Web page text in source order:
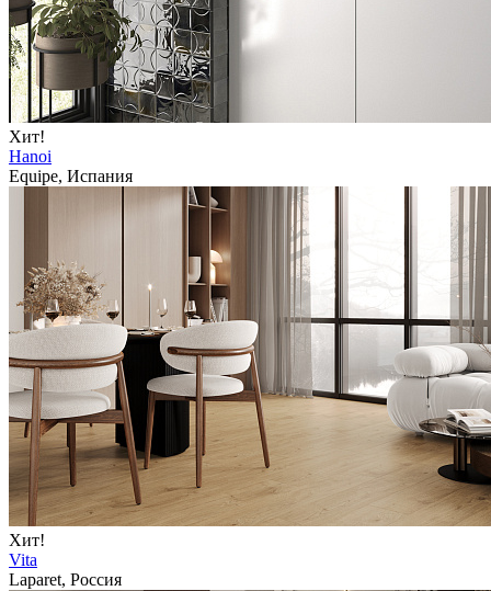
Хит!
Hanoi
Equipe, Испания
Хит!
Vita
Laparet, Россия